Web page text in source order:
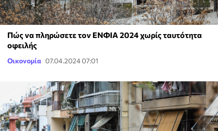
Πώς να πληρώσετε τον ΕΝΦΙΑ 2024 χωρίς ταυτότητα
οφειλής
Οικονομία 07.04.2024 07:01